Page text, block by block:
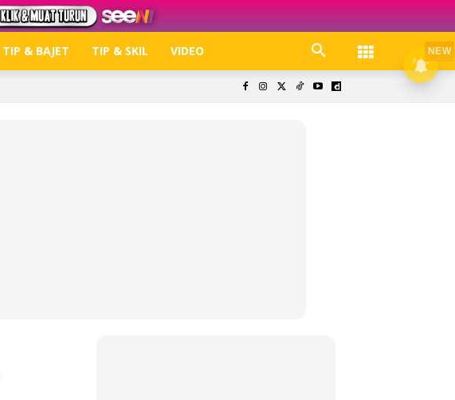
TIP & BAJET TIP & SKIL VIDEO NEW